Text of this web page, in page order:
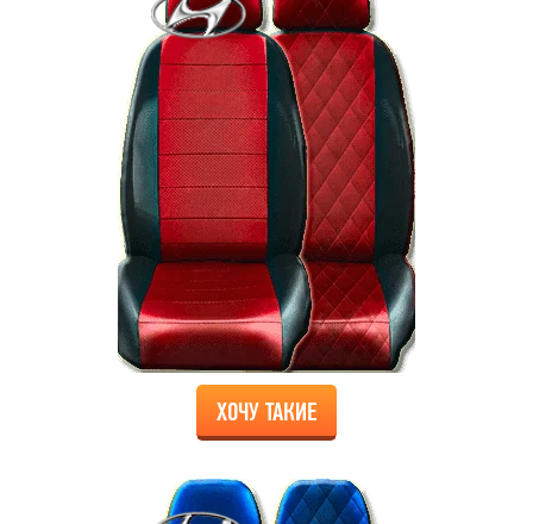
ХОЧУ ТАКИЕ